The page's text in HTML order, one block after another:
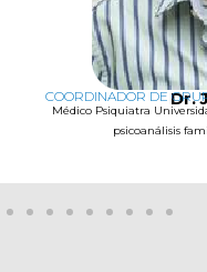
Dr.
COORDINADOR DE
Médico Psiquiatra
psicoanálisis